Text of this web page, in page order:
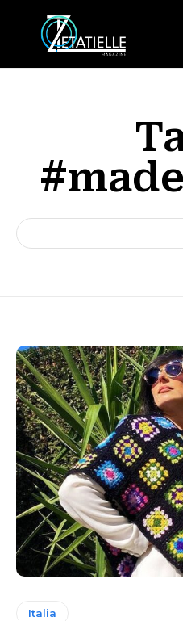
Italia